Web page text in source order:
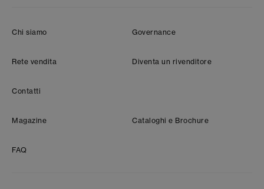
Chi siamo Governance
Rete vendita Diventa un rivenditore
Contatti
Magazine Cataloghi e Brochure
FAQ